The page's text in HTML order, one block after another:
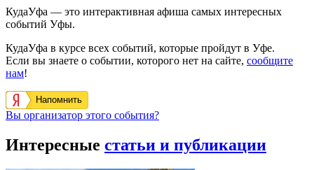
КудаУфа — это интерактивная афиша самых интересных
событий Уфы.
КудаУфа в курсе всех событий, которые пройдут в Уфе.
Если вы знаете о событии, которого нет на сайте, сообщите
нам!
Напомнить
Вы организатор этого события?
Интересные статьи и публикации